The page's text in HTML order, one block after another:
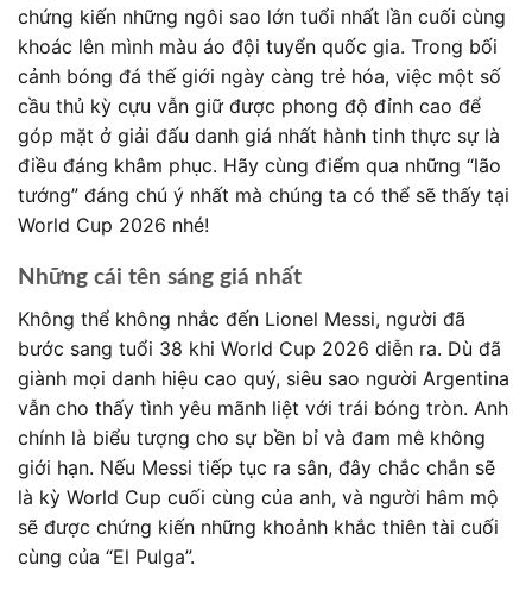
chứng kiến những ngôi sao lớn tuổi nhất lần cuối cùng
khoác lên mình màu áo đội tuyển quốc gia. Trong bối
cảnh bóng đá thế giới ngày càng trẻ hóa, việc một số
cầu thủ kỳ cựu vẫn giữ được phong độ đỉnh cao để
góp mặt ở giải đấu danh giá nhất hành tinh thực sự là
điều đáng khâm phục. Hãy cùng điểm qua những “lão
tướng” đáng chú ý nhất mà chúng ta có thể sẽ thấy tại
World Cup 2026 nhé!
Những cái tên sáng giá nhất
Không thể không nhắc đến Lionel Messi, người đã
bước sang tuổi 38 khi World Cup 2026 diễn ra. Dù đã
giành mọi danh hiệu cao quý, siêu sao người Argentina
vẫn cho thấy tình yêu mãnh liệt với trái bóng tròn. Anh
chính là biểu tượng cho sự bền bỉ và đam mê không
giới hạn. Nếu Messi tiếp tục ra sân, đây chắc chắn sẽ
là kỳ World Cup cuối cùng của anh, và người hâm mộ
sẽ được chứng kiến những khoảnh khắc thiên tài cuối
cùng của “El Pulga”.